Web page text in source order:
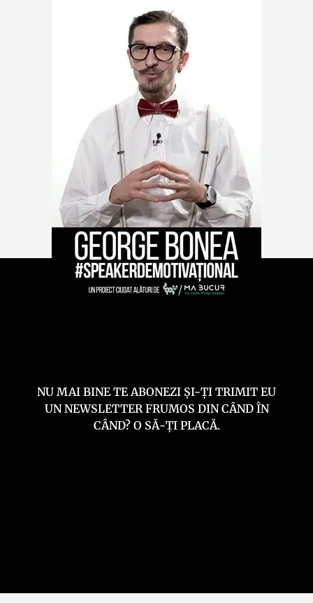
NU MAI BINE TE ABONEZI ȘI-ȚI TRIMIT EU
UN NEWSLETTER FRUMOS DIN CÂND ÎN
CÂND? O SĂ-ȚI PLACĂ.